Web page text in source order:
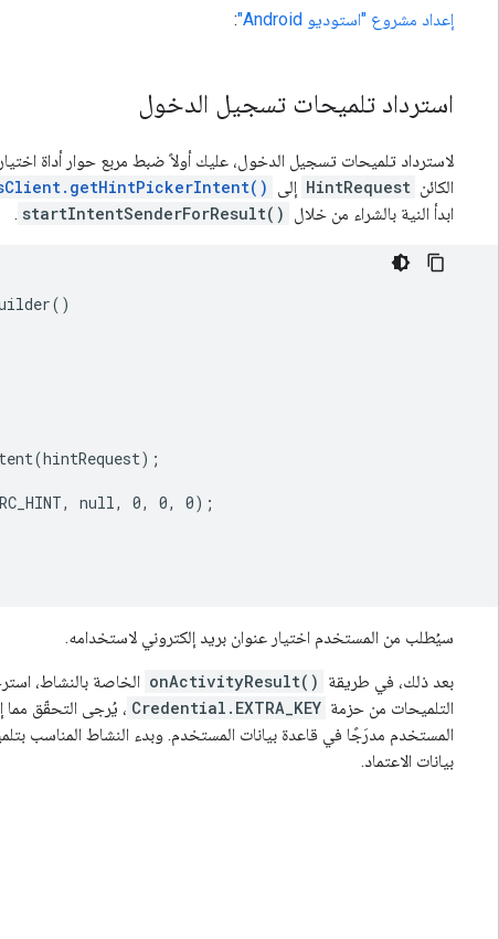
إعداد مشروع "استوديو Android" :
استرداد تلميحات تسجيل الدخول
لاسترداد تلميحات تسجيل الدخول، عليك أولاً ضبط مربع حوار أداة
الكائن HintRequest إلى
ابدأ النية بالشراء من خلال startIntentSenderForResult()
.
null, 0, 0, 0);
سيُطلب من المستخدم اختيار عنوان بريد إلكتروني لاستخدامه.
بعد ذلك، في طريقة onActivityResult() الخاصة بالنشاط،
التلميحات من حزمة Credential.EXTRA_KEY ، يُرجى التحقّق مما
المستخدم مدرَجًا في قاعدة بيانات المستخدم. وبدء النشاط المناسب
بيانات الاعتماد.